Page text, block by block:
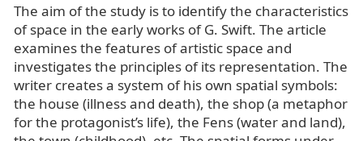
The aim of the study is to identify the characteristics
of space in the early works of G. Swift. The article
examines the features of artistic space and
investigates the principles of its representation. The
writer creates a system of his own spatial symbols:
the house (illness and death), the shop (a metaphor
for the protagonist’s life), the Fens (water and land),